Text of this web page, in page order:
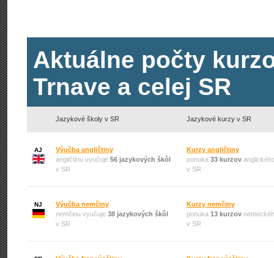
Aktuálne počty
Trnave a celej SR
Jazykové školy v SR Jazykové kurzy v SR
AJ
Výučba angličtiny
angličtinu vyučuje 56 jazykových škôl
v SR
Kurzy angličtiny
ponuka 33 kurzov
v SR
NJ
Výučba nemčiny
nemčinu vyučuje 38 jazykových škôl
v SR
Kurzy nemčiny
ponuka 13 kurzov
v SR